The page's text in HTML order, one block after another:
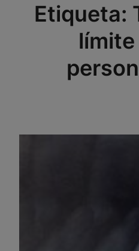
Etiqueta:
límite